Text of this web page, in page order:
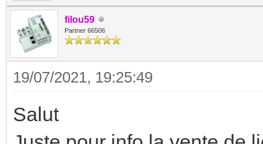
filou59
Partner 66506
19/07/2021, 19:25:49
Salut